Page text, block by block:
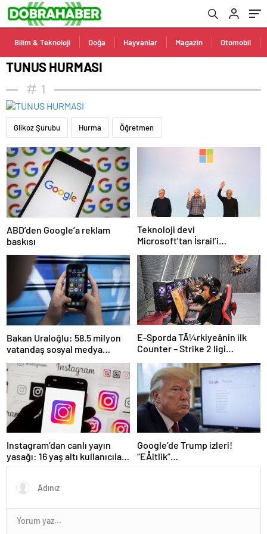
Bilim & Teknoloji Doğa Hayvanlar Magazin Otomobil
TUNUS HURMASI
1
Glikoz Şurubu Hurma Öğretmen
ABD’den Google’a reklam
baskısı
Teknoloji devi
Microsoft’tan İsrail’i
Bakan Uraloğlu: 58.5 milyon
vatandaş sosyal medya
E-Sporda TÃ¼rkiyeânin ilk
Counter – Strike 2 ligi
Instagram’dan canlı yayın
yasağı: 16 yaş altı kullanıcılar
için yeni kurallar açıklandı
Google’de Trump izleri!
“EÅitlik”
ilkesiÂ rafaÂ kaldÄ±rÄ±lÄ±yor,